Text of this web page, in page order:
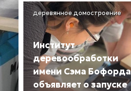
деревянное домостроение
Институт
деревообработки
имени Сэма Бофорда
объявляет о запуске